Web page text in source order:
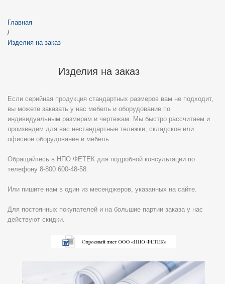
Главная
/
Изделия на заказ
Изделия на заказ
Если серийная продукция стандартных размеров вам не подходит,
вы можете заказать у нас мебель и оборудование по
индивидуальным размерам и чертежам. Мы быстро рассчитаем и
произведем для вас нестандартные тележки, складское или
офисное оборудование и мебель.
Обращайтесь в НПО ФЕТЕК для подробной консультации по
телефону 8-800 600-48-58.
Или пишите нам в один из месенджеров, указанных на сайте.
Для постоянных покупателей и на большие партии заказа у нас
действуют скидки.